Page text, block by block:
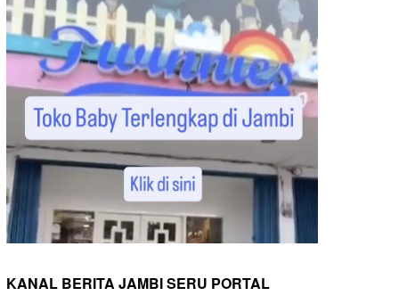
KANAL BERITA JAMBI SERU PORTAL